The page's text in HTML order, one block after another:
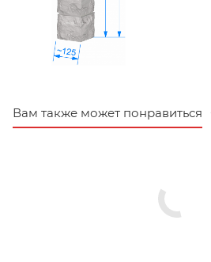
Вам также может понравиться